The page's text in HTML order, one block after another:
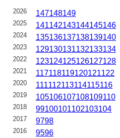
2026 147148149
2025 141142143144145146
2024 135136137138139140
2023 129130131132133134
2022 123124125126127128
2021 117118119120121122
2020 111112113114115116
2019 105106107108109110
2018 99100101102103104
2017 9798
2016 9596